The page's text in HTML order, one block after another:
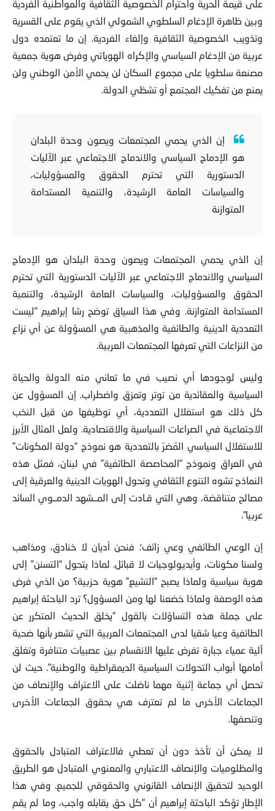
على قيمة الحرية واحترام الخصوصية الثقافية والمواطنية الفردية
وبين ظاهرة الإدغام السلطوي الشمولي الذي يقوم على القسرية
وتذويب الخصوصية الثقافية وإلغاء الفردية. إن ما تعتمده دول
عربية من الإدغام السياسي والإكراه الهوياتي وفرض هوية جمعية
مصنعة سلطويا على مجموع السكان لن يحمي الأمن الوطني ولن
يمنع من تفكيك المجتمع أو تشظي الدولة.
إن الذي يحمي المجتمعات ويصون وحدة البلدان
هو الإدماج السياسي والاندماج الاجتماعي عبر الآليات
الدستورية التي تحترم الحقوق والمسؤوليات،
والسياسات العامة الرشيدة، والتنمية المستدامة
المتوازنة
إن الذي يحمي المجتمعات ويصون وحدة البلدان هو الإدماج
السياسي والاندماج الاجتماعي عبر الآليات الدستورية التي تحترم
الحقوق والمسؤوليات، والسياسات العامة الرشيدة، والتنمية
المستدامة المتوازنة. وفي هذا السياق توضح رشا إبراهيم “ليست
التعددية الدينية والطائفية والمذهبية هي المسؤولة عن أي نزاع
من النزاعات التي تعرفها المجتمعات العربية.
وليس لوجودها أي نصيب في ما تعاني منه الدولة والحياة
السياسية والعقائدية من توتر وتمزق واضطراب. إن المسؤول عن
كل ذلك هو استغلال التعددية، أي توظيفها من قبل النخب
الاجتماعية في الصراعات السياسية والاقتصادية. ولعل المثال الأبرز
للاستغلال السياسي المُضرّ بالتعددية هو نموذج “دولة المكونات”
في العراق ونموذج “المحاصصة الطائفية” في لبنان، فمثل هذه
النماذج تشوه التنوع الثقافي وتحول الهويات الدينية والعرقية إلى
مصالح متناقضة، وهي التي قـادت إلى المــشهد الدمــوي السائد
عربيا”.
إن الوعي الطائفي وعي زائف؛ فنحن أديان لا خنادق، ومذاهب
ولسنا مكونات، وأيديولوجيات لا قبائل. لماذا يتحول “التسنن” إلى
هوية سياسية ولماذا يصبح “التشيع” هوية حزبية؟ من الذي فرض
هذه الوصفة ولماذا خضعنا لها ومن المسؤول؟ ترد الباحثة إبراهيم
على جملة هذه التساؤلات بالقول “يخلق الحديث المتكرر عن
الطائفية وعيا شقيا لدى المجتمعات العربية التي تشعر بأنها ضحية
آلية عمياء جبارة تفرض عليها الانقسام بين عصبيات متنافرة وتغلق
أمامها أبواب التحولات السياسية الديمقراطية والوطنية”. حيث لن
تحصل أي جماعة إثنية مهما ناضلت على الاعتراف والإنصاف من
الجماعات الأخرى ما لم تعترف هي بحقوق الجماعات الأخرى
وتنصفها.
لا يمكن أن تأخذ دون أن تعطي فالاعتراف المتبادل بالحقوق
والمظلوميات والإنصاف الاعتباري والمعنوي المتبادل هو الطريق
الوحيد لتحقيق الإنصاف القانوني والحقوقي للجميع. وفي هذا
الإطار تؤكد الباحثة إبراهيم أن “كل حق يقابله واجب، وما لم يقم